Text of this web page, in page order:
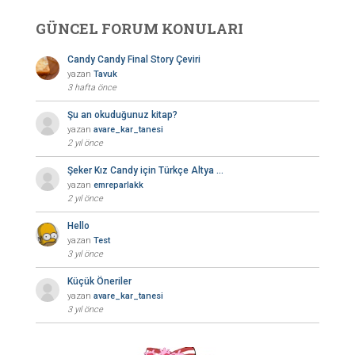
GÜNCEL FORUM KONULARI
Candy Candy Final Story Çeviri
yazan Tavuk
3 hafta önce
Şu an okuduğunuz kitap?
yazan avare_kar_tanesi
2 yıl önce
Şeker Kız Candy için Türkçe Altya …
yazan emreparlakk
2 yıl önce
Hello
yazan Test
3 yıl önce
Küçük Öneriler
yazan avare_kar_tanesi
3 yıl önce